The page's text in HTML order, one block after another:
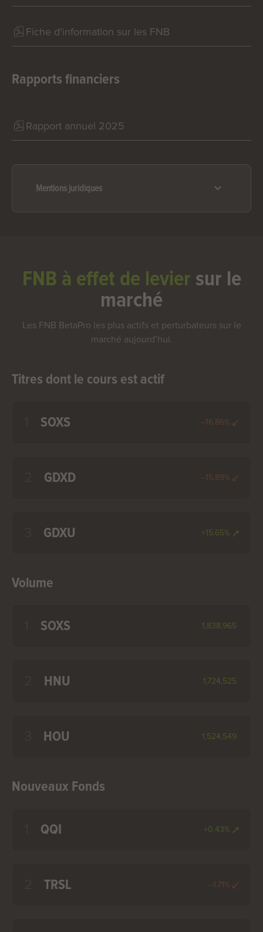
Fiche d'information sur les FNB
Rapports financiers
Rapport annuel 2025
Mentions juridiques
FNB à effet de levier sur le
marché
Les FNB BetaPro les plus actifs et perturbateurs sur le
marché aujourd’hui.
Titres dont le cours est actif
SOXS --16.86%
GDXD --15.89%
GDXU +15.65%
Volume
SOXS 1,838,965
HNU 1,724,525
HOU 1,524,549
Nouveaux Fonds
QQI +0.43%
TRSL --1.71%